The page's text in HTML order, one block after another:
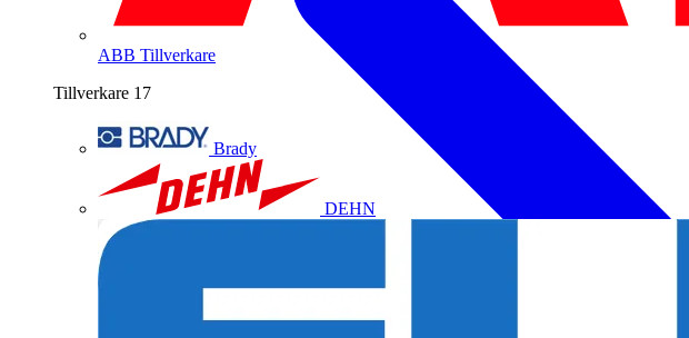
ABB Tillverkare
Tillverkare 17
Brady
DEHN